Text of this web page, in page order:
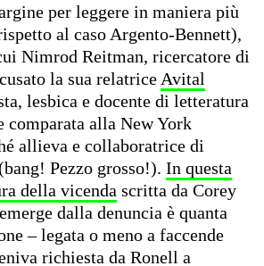
per leggere in maniera più
al caso Argento-Bennett),
Nimrod Reitman, ricercatore di
la sua relatrice Avital
lesbica e docente di letteratura
comparata alla New York
allieva e collaboratrice di
Pezzo grosso!). In questa
della vicenda scritta da Corey
dalla denuncia è quanta
– legata o meno a faccende
richiesta da Ronell a